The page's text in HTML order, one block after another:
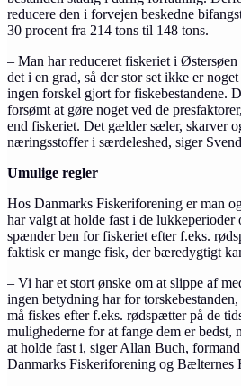
reducere den i forvejen beskedne
30 procent fra 214 tons til 148 tons.
– Man har reduceret fiskeriet i
det i en grad, så der stor set ikke er
ingen forskel gjort for fiskebestandene.
forsømt at gøre noget ved de
end fiskeriet. Det gælder sæler, skarver
næringsstoffer i særdeleshed, siger
Umulige regler
Hos Danmarks Fiskeriforening er man
har valgt at holde fast i de lukkeperioder
spænder ben for fiskeriet efter f.eks.
faktisk er mange fisk, der bæredygtigt
– Vi har et stort ønske om at slippe af
ingen betydning har for
må fiskes efter f.eks. rødspætter på de
mulighederne for at fange dem er bedst,
at holde fast i, siger Allan Buch,
Danmarks Fiskeriforening og Bælternes